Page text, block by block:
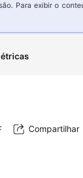
Para exibir o
Compartilhar